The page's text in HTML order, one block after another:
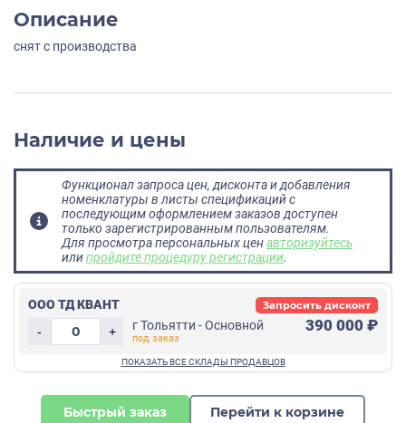
Описание
снят с производства
Наличие и цены
Функционал запроса цен, дисконта и добавления
номенклатуры в листы спецификаций с
последующим оформлением заказов доступен
только зарегистрированным пользователям.
Для просмотра персональных ценавторизуйтесь
илипройдите процедуру регистрации.
ООО ТД КВАНТ
-
+ г Тольятти - Основной 390 000 ₽
Запросить дисконт
Быстрый заказ Перейти к корзине